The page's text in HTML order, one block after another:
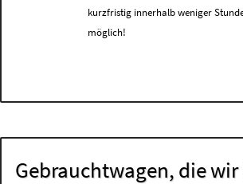
kurzfristig innerhalb weniger
möglich!
Gebrauchtwagen, die